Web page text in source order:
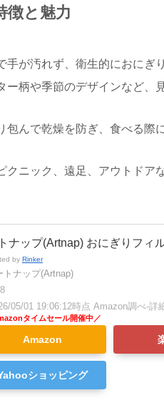
徴と魅力
手が汚れず、衛生的におにぎ
ー柄や季節のデザインなど、
包んで乾燥を防ぎ、食べる際
クニック、遠足、アウトドア
ナップ(Artnap) おにぎりフィ
by Rinker
トナップ(Artnap)
05/01 19:06:12時点 Amazon調べ-詳
Amazon
ショッピング